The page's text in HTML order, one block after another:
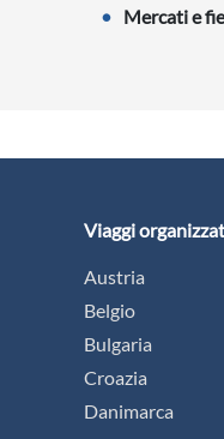
Mercati e
Viaggi
Austria
Belgio
Bulgaria
Croazia
Danimarca